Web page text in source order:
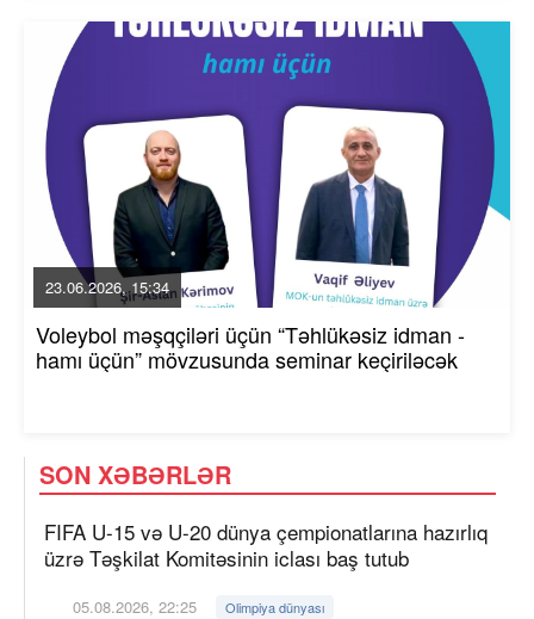
23.06.2026, 15:34
Voleybol məşqçiləri üçün “Təhlükəsiz idman -
hamı üçün” mövzusunda seminar keçiriləcək
SON XƏBƏRLƏR
FIFA U-15 və U-20 dünya çempionatlarına hazırlıq
üzrə Təşkilat Komitəsinin iclası baş tutub
05.08.2026, 22:25 Olimpiya dünyası